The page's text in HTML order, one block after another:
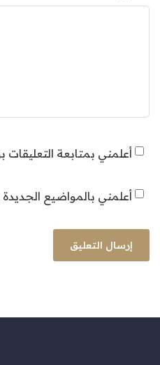
أعلمني بمتابعة التعليقات
أعلمني بالمواضيع الجديدة